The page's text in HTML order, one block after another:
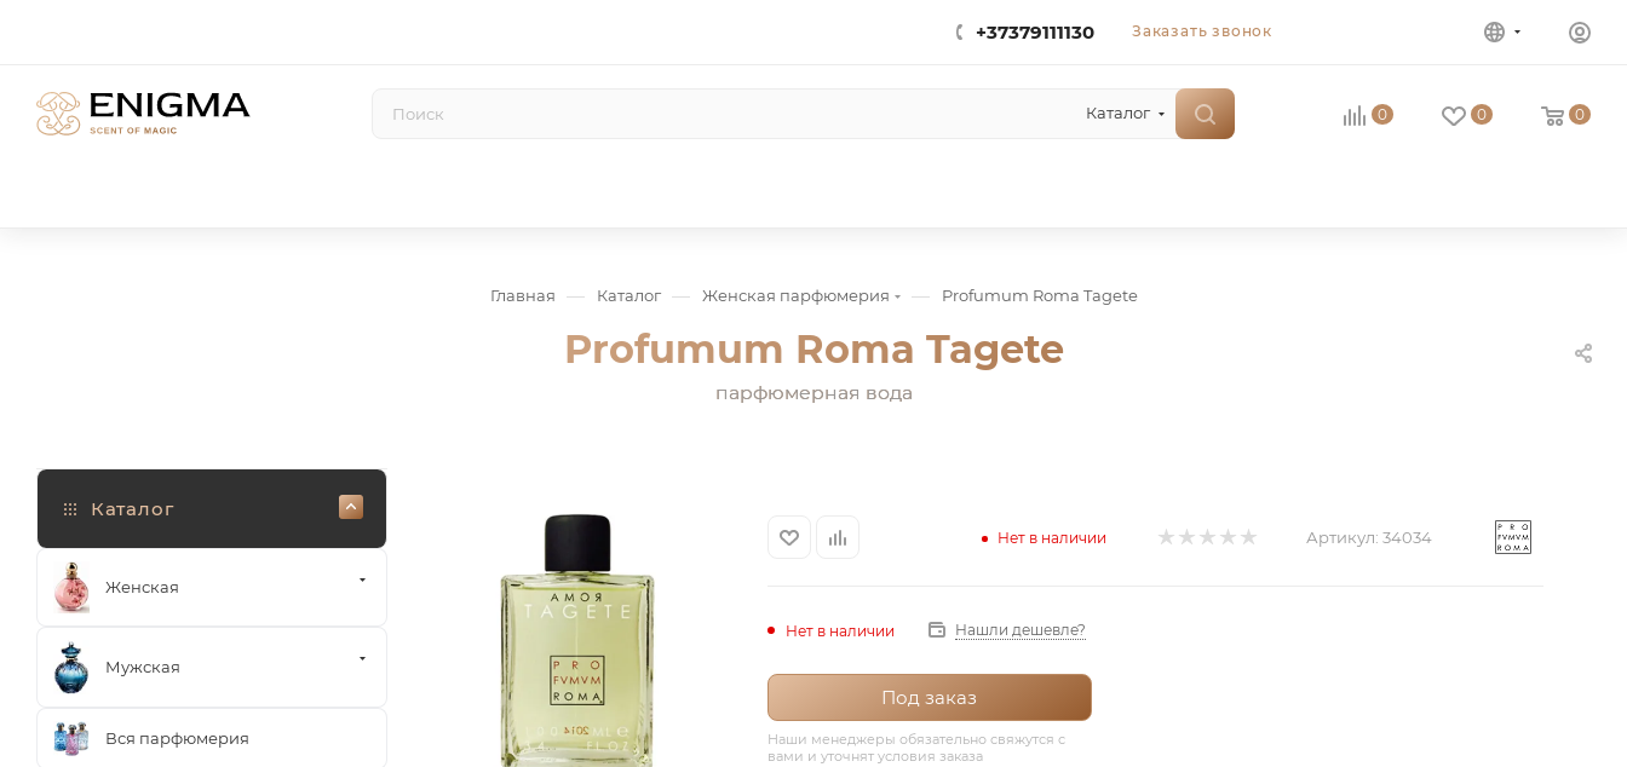
+37379111130 Заказать звонок
Каталог 0 0 0
Главная — Каталог — Женская парфюмерия — Profumum Roma Tagete
Profumum Roma Tagete
парфюмерная вода
Нет в наличии Артикул: 34034
Нет в наличии Нашли дешевле?
Под заказ
Наши менеджеры обязательно свяжутся с
вами и уточнят условия заказа
Каталог
Женская
Мужская
Вся парфюмерия